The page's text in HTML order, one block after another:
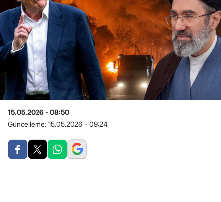
15.05.2026 - 08:50
Güncelleme: 15.05.2026 - 09:24